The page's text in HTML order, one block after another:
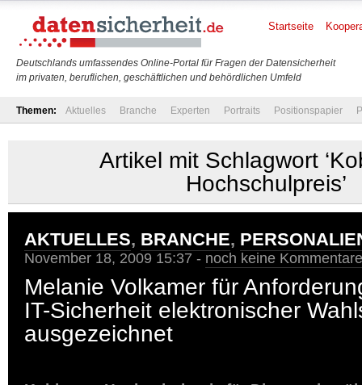
Deutschlands umfassendes Online-Portal für Fragen der Datensicherheit
im privaten, beruflichen, geschäftlichen und behördlichen Umfeld
Startseite
Themen: Aktuelles Branche Experten Portraits Positionspapier
Artikel mit Schlagwort
Hochschulpreis’
AKTUELLES, BRANCHE,
November 18, 2009 15:37 - noch keine Kommentare
Melanie Volkamer für
IT-Sicherheit elektronischer
ausgezeichnet